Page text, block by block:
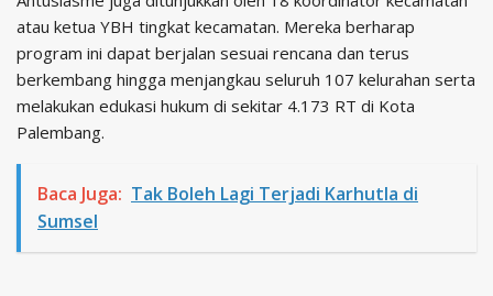
atau ketua YBH tingkat kecamatan. Mereka berharap
program ini dapat berjalan sesuai rencana dan terus
berkembang hingga menjangkau seluruh 107 kelurahan serta
melakukan edukasi hukum di sekitar 4.173 RT di Kota
Palembang.
Baca Juga: Tak Boleh Lagi Terjadi Karhutla di
Sumsel